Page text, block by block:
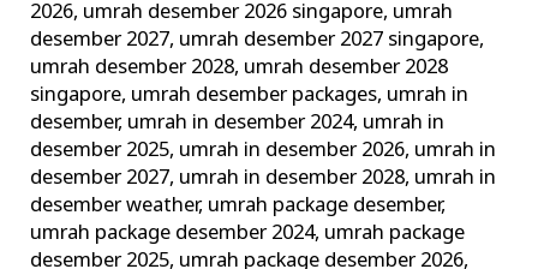
2026, umrah desember 2026 singapore, umrah
desember 2027, umrah desember 2027 singapore,
umrah desember 2028, umrah desember 2028
singapore, umrah desember packages, umrah in
desember, umrah in desember 2024, umrah in
desember 2025, umrah in desember 2026, umrah in
desember 2027, umrah in desember 2028, umrah in
desember weather, umrah package desember,
umrah package desember 2024, umrah package
desember 2025, umrah package desember 2026,